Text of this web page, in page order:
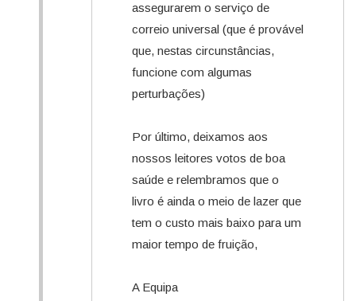
assegurarem o serviço de
correio universal (que é provável
que, nestas circunstâncias,
funcione com algumas
perturbações)
Por último, deixamos aos
nossos leitores votos de boa
saúde e relembramos que o
livro é ainda o meio de lazer que
tem o custo mais baixo para um
maior tempo de fruição,
A Equipa